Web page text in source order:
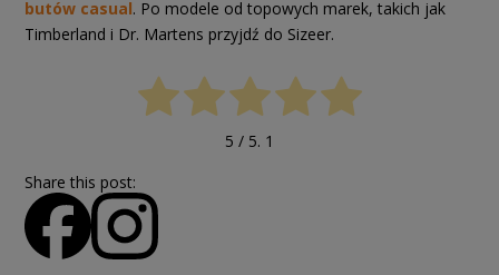
butów casual. Po modele od topowych marek, takich jak
Timberland i Dr. Martens przyjdź do Sizeer.
5 / 5. 1
Share this post: